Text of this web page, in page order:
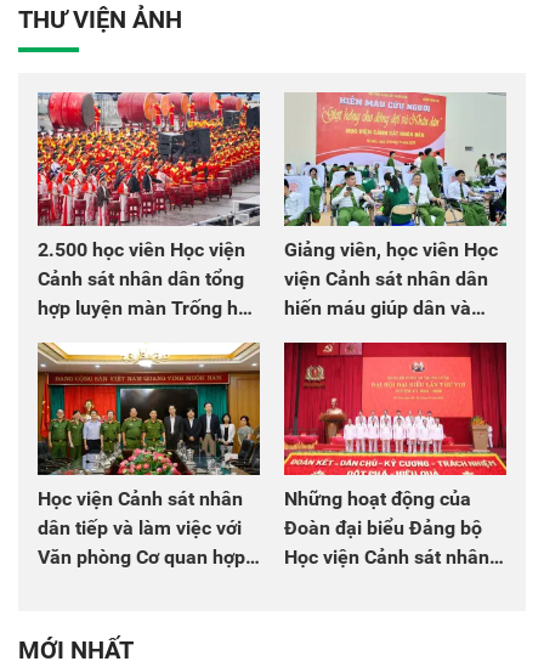
THƯ VIỆN ẢNH
2.500 học viên Học viện
Cảnh sát nhân dân tổng
hợp luyện màn Trống hội
Giảng viên, học viên Học
viện Cảnh sát nhân dân
hiến máu giúp dân và
Học viện Cảnh sát nhân
dân tiếp và làm việc với
Văn phòng Cơ quan hợp
Những hoạt động của
Đoàn đại biểu Đảng bộ
Học viện Cảnh sát nhân
MỚI NHẤT